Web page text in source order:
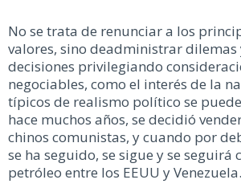
No se trata de renunciar a los
valores, sino deadministrar
decisiones privilegiando
negociables, como el interés de la
típicos de realismo político se
hace muchos años, se decidió
chinos comunistas, y cuando por
se ha seguido, se sigue y se seguirá
petróleo entre los EEUU y Venezuela.